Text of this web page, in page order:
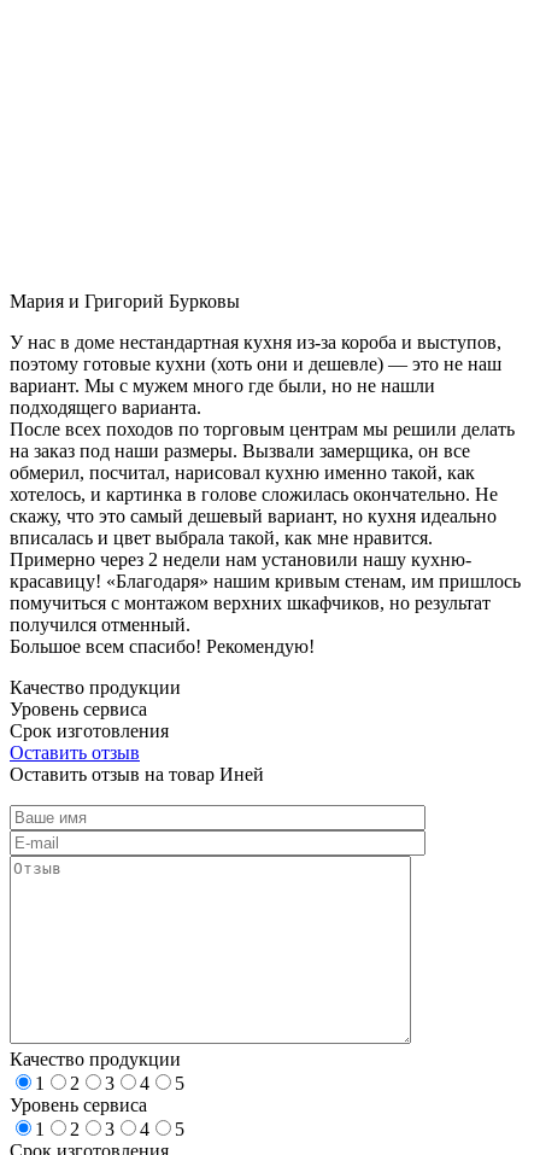
Мария и Григорий Бурковы
У нас в доме нестандартная кухня из-за короба и выступов,
поэтому готовые кухни (хоть они и дешевле) — это не наш
вариант. Мы с мужем много где были, но не нашли
подходящего варианта.
После всех походов по торговым центрам мы решили делать
на заказ под наши размеры. Вызвали замерщика, он все
обмерил, посчитал, нарисовал кухню именно такой, как
хотелось, и картинка в голове сложилась окончательно. Не
скажу, что это самый дешевый вариант, но кухня идеально
вписалась и цвет выбрала такой, как мне нравится.
Примерно через 2 недели нам установили нашу кухню-
красавицу! «Благодаря» нашим кривым стенам, им пришлось
помучиться с монтажом верхних шкафчиков, но результат
получился отменный.
Большое всем спасибо! Рекомендую!
Качество продукции
Уровень сервиса
Срок изготовления
Оставить отзыв
Оставить отзыв на товар Иней
Качество продукции
1
2 3 4
5
Уровень сервиса
1
2 3 4
5
Срок изготовления